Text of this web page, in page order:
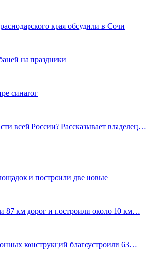
края обсудили в Сочи
на праздники
синагог
всей России? Рассказывает владелец…
и построили две новые
87 км дорог и построили около 10 км…
конструкций благоустроили 63…